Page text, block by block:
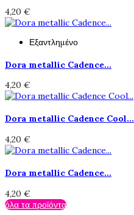
4,20 €
Εξαντλημένο
Dora metallic Cadence...
4,20 €
Dora metallic Cadence Cool...
4,20 €
Dora metallic Cadence...
4,20 €
όλα τα προϊόντα